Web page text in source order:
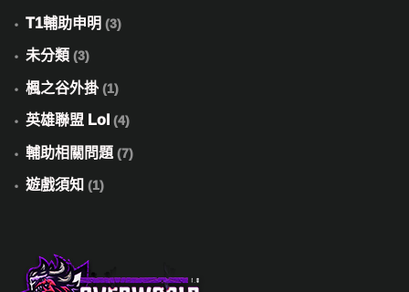
T1輔助申明 (3)
未分類 (3)
楓之谷外掛(1)
英雄聯盟 Lol (4)
輔助相關問題 (7)
遊戲須知 (1)